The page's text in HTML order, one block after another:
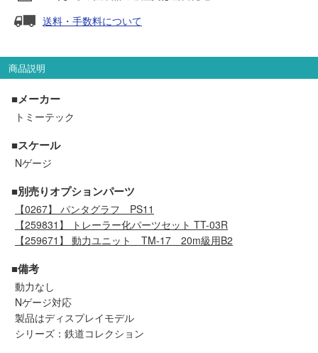
TTC
セール品・キャンペーン
セール商品
走行エリア別 鉄道模型車両リスト
北海道・東北 関東
中部
中国・四国
送料・手数料について
商品説明
■メーカー
トミーテック
■スケール
Nゲージ
■別売りオプションパーツ
【0267】 パンタグラフ PS11
【259831】 トレーラー化パーツセット TT-03R
【259671】 動力ユニット TM-17 20m級用B2
■備考
動力なし
Nゲージ対応
製品はディスプレイモデル
シリーズ：鉄道コレクション